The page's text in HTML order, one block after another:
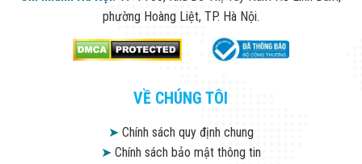
phường Hoàng Liệt, TP. Hà Nội.
VỀ CHÚNG TÔI
➤Chính sách quy định chung
➤Chính sách bảo mật thông tin